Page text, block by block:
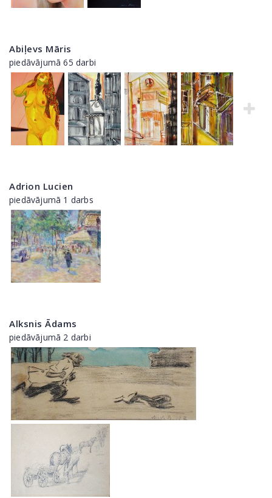
Abiļevs Māris
piedāvājumā 65 darbi
Adrion Lucien
piedāvājumā 1 darbs
Alksnis Ādams
piedāvājumā 2 darbi